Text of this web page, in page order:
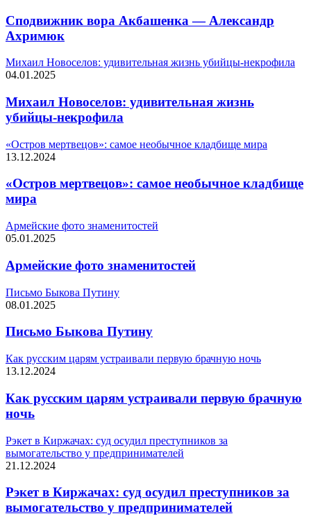
Сподвижник вора Акбашенка — Александр
Ахримюк
Михаил Новоселов: удивительная жизнь убийцы-некрофила
04.01.2025
Михаил Новоселов: удивительная жизнь
убийцы-некрофила
«Остров мертвецов»: самое необычное кладбище мира
13.12.2024
«Остров мертвецов»: самое необычное кладбище
мира
Армейские фото знаменитостей
05.01.2025
Армейские фото знаменитостей
Письмо Быкова Путину
08.01.2025
Письмо Быкова Путину
Как русским царям устраивали первую брачную ночь
13.12.2024
Как русским царям устраивали первую брачную
ночь
Рэкет в Киржачах: суд осудил преступников за
вымогательство у предпринимателей
21.12.2024
Рэкет в Киржачах: суд осудил преступников за
вымогательство у предпринимателей